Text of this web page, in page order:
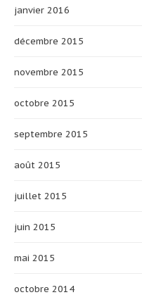
janvier 2016
décembre 2015
novembre 2015
octobre 2015
septembre 2015
août 2015
juillet 2015
juin 2015
mai 2015
octobre 2014